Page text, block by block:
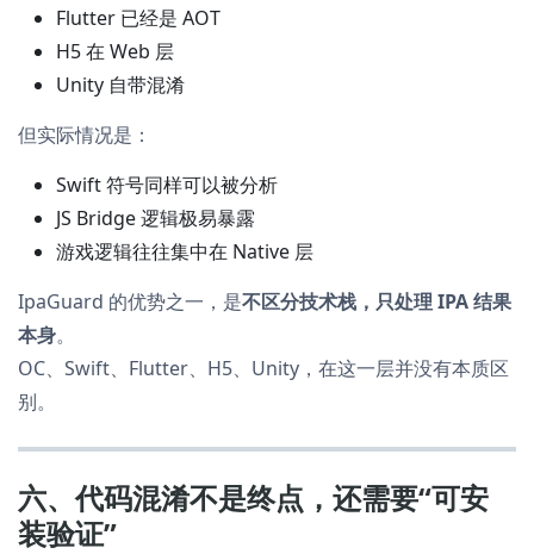
Flutter 已经是 AOT
H5 在 Web 层
Unity 自带混淆
但实际情况是：
Swift 符号同样可以被分析
JS Bridge 逻辑极易暴露
游戏逻辑往往集中在 Native 层
IpaGuard 的优势之一，是不区分技术栈，只处理 IPA 结果
本身。
OC、Swift、Flutter、H5、Unity，在这一层并没有本质区
别。
六、代码混淆不是终点，还需要“可安
装验证”